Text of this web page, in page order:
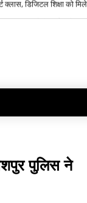
तक होगी भर्ती प्रक्रिया
पुलिस ने